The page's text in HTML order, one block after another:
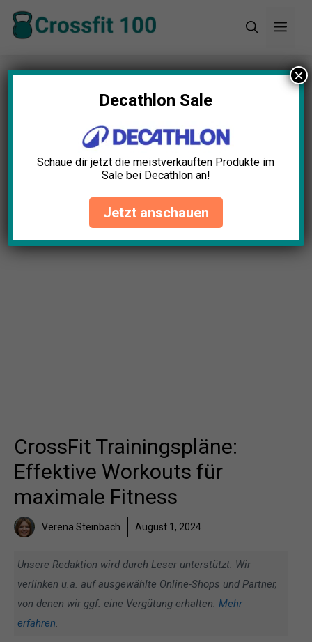
Zum
Inhalt
Startseite»Blog»CrossFit Trainingspläne:
Effektive Workouts für maximale Fitness
CrossFit Trainingspläne:
Effektive Workouts für
maximale Fitness
Verena Steinbach August 1, 2024
Unsere Redaktion wird durch Leser unterstützt. Wir
verlinken u.a. auf ausgewählte Online-Shops und Partner,
von denen wir ggf. eine Vergütung erhalten. Mehr
erfahren.
Decathlon Sale
Schaue dir jetzt die meistverkauften Produkte im
Sale bei Decathlon an!
Jetzt anschauen
×